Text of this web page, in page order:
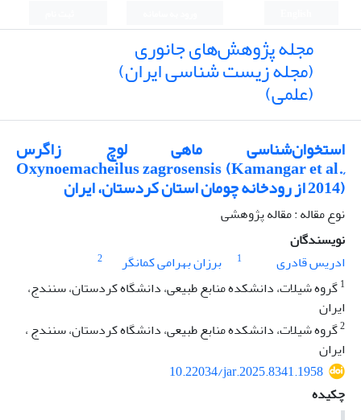
مجله پژوهش‌های جانوری
(مجله زیست شناسی ایران)
(علمی)
استخوان‌شناسی ماهی لوچ زاگرس
Oxynoemacheilus zagrosensis (Kamangar et al.,
2014) از رودخانه چومان استان کردستان، ایران
نوع مقاله : مقاله پژوهشی
نویسندگان
ادریس قادری
1 برزان بهرامی کمانگر
2
1گروه شیلات، دانشکده منابع طبیعی، دانشگاه کردستان، سنندج،
ایران
2گروه شیلات، دانشکده منابع طبیعی، دانشگاه کردستان، سنندج ،
ایران
10.22034/jar.2025.8341.1958
چکیده